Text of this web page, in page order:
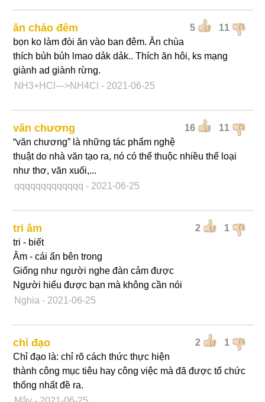
5 11
ăn cháo đêm
bọn ko làm đòi ăn vào ban đêm. Ăn chùa
thích bủh bủh lmao dảk dảk.. Thích ăn hôi, ks mạng
giành ad giành rừng.
NH3+HCl--->NH4Cl - 2021-06-25
16 11
văn chương
“văn chương” là những tác phẩm nghệ
thuật do nhà văn tạo ra, nó có thể thuộc nhiều thể loại
như thơ, văn xuối,...
qqqqqqqqqqqqq - 2021-06-25
2 1
tri âm
tri - biết
Âm - cái ẩn bên trong
Giống như người nghe đàn cảm được
Người hiểu được bạn mà không cần nói
Nghia - 2021-06-25
2 1
chỉ đạo
Chỉ đạo là: chỉ rõ cách thức thực hiện
thành công mục tiêu hay công việc mà đã được tổ chức
thống nhất đề ra.